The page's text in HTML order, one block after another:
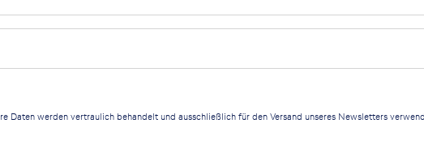
werden vertraulich behandelt und ausschließlich für den Versand unseres Newsletters